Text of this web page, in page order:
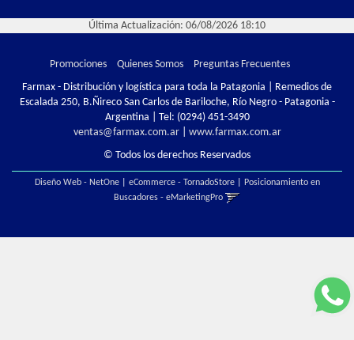
Última Actualización: 06/08/2026 18:10
Promociones Quienes Somos
Preguntas Frecuentes
Farmax - Distribución y logística para toda la Patagonia | Remedios de
Escalada 250, B.Ñireco San Carlos de Bariloche, Río Negro - Patagonia -
Argentina | Tel: (0294) 451-3490
ventas@farmax.com.ar| www.farmax.com.ar
© Todos los derechos Reservados
Diseño Web - NetOne| eCommerce - TornadoStore|
Posicionamiento en
Buscadores - eMarketingPro